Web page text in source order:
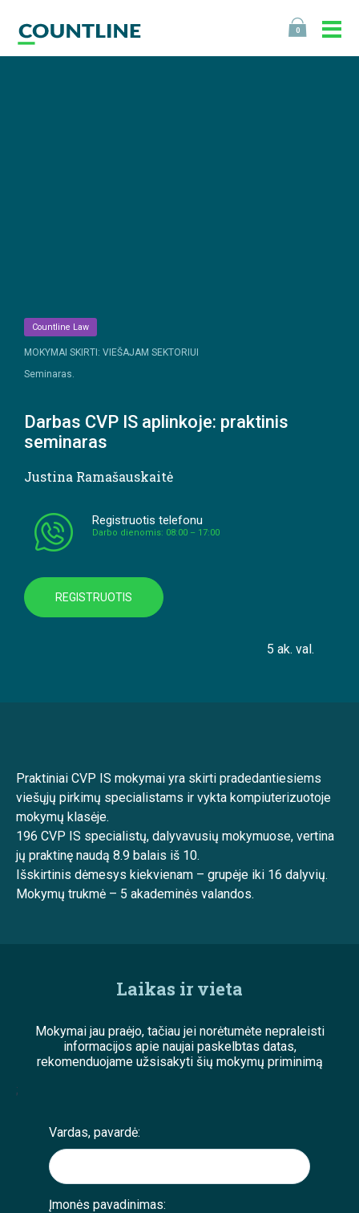
0
Countline Law
MOKYMAI SKIRTI: VIEŠAJAM SEKTORIUI
Seminaras.
Darbas CVP IS aplinkoje: praktinis
seminaras
Justina Ramašauskaitė
Registruotis telefonu
Darbo dienomis: 08:00 – 17:00
REGISTRUOTIS
5 ak. val.
Praktiniai CVP IS mokymai yra skirti pradedantiesiems
viešųjų pirkimų specialistams ir vykta kompiuterizuotoje
mokymų klasėje.
196 CVP IS specialistų, dalyvavusių mokymuose, vertina
jų praktinę naudą 8.9 balais iš 10.
Išskirtinis dėmesys kiekvienam – grupėje iki 16 dalyvių.
Mokymų trukmė – 5 akademinės valandos.
Laikas ir vieta
Mokymai jau praėjo, tačiau jei norėtumėte nepraleisti
informacijos apie naujai paskelbtas datas,
rekomenduojame užsisakyti šių mokymų priminimą
;
Vardas, pavardė:
Įmonės pavadinimas: